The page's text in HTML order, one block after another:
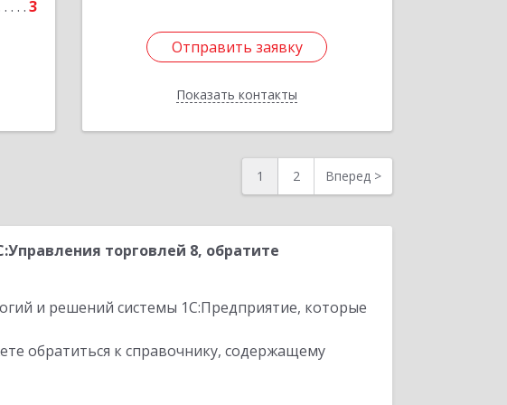
3
Отправить заявку
Показать контакты
Отправить заявку
Назад
1 2 Вперед >
торговлей 8, обратите
и решений системы 1С:Предприятие, которые
обратиться к справочнику, содержащему